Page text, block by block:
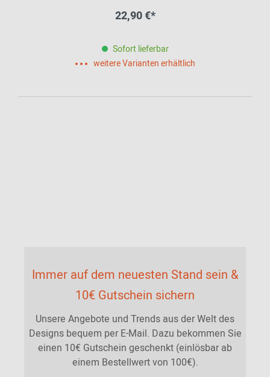
22,90 €*
Sofort lieferbar
weitere Varianten erhältlich
Immer auf dem neuesten Stand sein &
10€ Gutschein sichern
Unsere Angebote und Trends aus der Welt des
Designs bequem per E-Mail. Dazu bekommen Sie
einen 10€ Gutschein geschenkt (einlösbar ab
einem Bestellwert von 100€).